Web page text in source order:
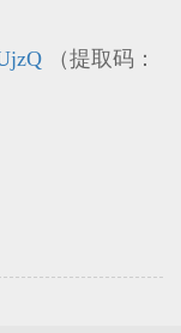
（提取码：